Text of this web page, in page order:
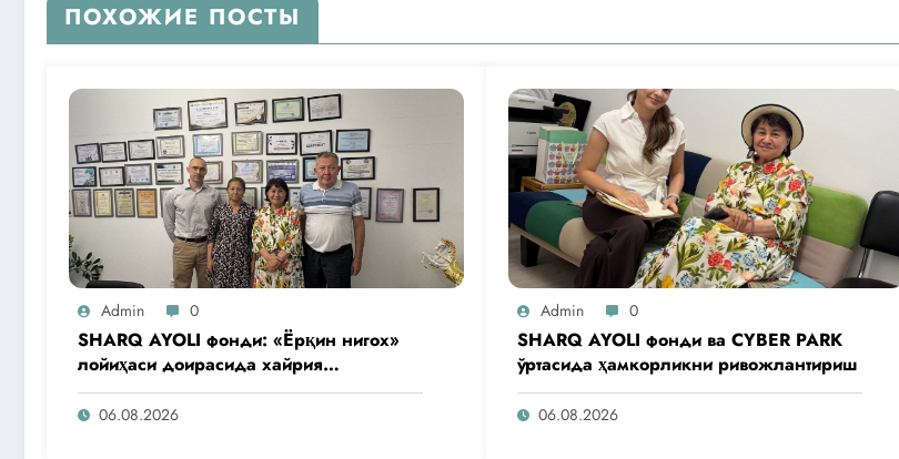
ПОХОЖИЕ ПОСТЫ
Admin 0
SHARQ AYOLI фонди: «Ёрқин нигох»
лойиҳаси доирасида хайрия
операциялари ўтказилади
06.08.2026
Admin 0
SHARQ AYOLI фонди ва CYBER PARK
ўртасида ҳамкорликни ривожлантириш
06.08.2026